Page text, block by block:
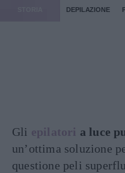
DEPILAZIONE
Gli epilatori a luce
un’ottima soluzione
questione peli